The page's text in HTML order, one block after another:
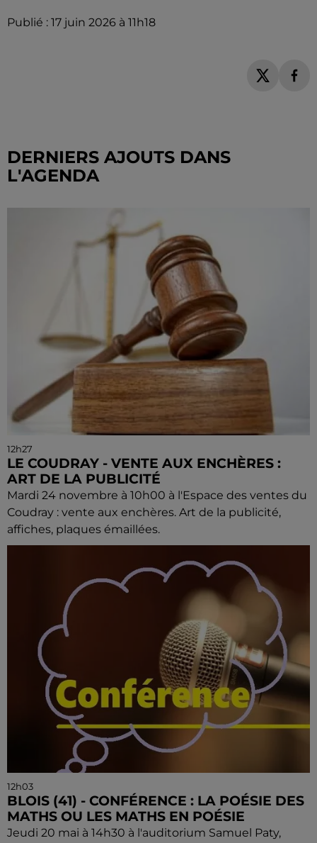
Publié : 17 juin 2026 à 11h18
DERNIERS AJOUTS DANS
L'AGENDA
12h27
LE COUDRAY - VENTE AUX ENCHÈRES :
ART DE LA PUBLICITÉ
Mardi 24 novembre à 10h00 à l'Espace des ventes du
Coudray : vente aux enchères. Art de la publicité,
affiches, plaques émaillées.
12h03
BLOIS (41) - CONFÉRENCE : LA POÉSIE DES
MATHS OU LES MATHS EN POÉSIE
Jeudi 20 mai à 14h30 à l'auditorium Samuel Paty,